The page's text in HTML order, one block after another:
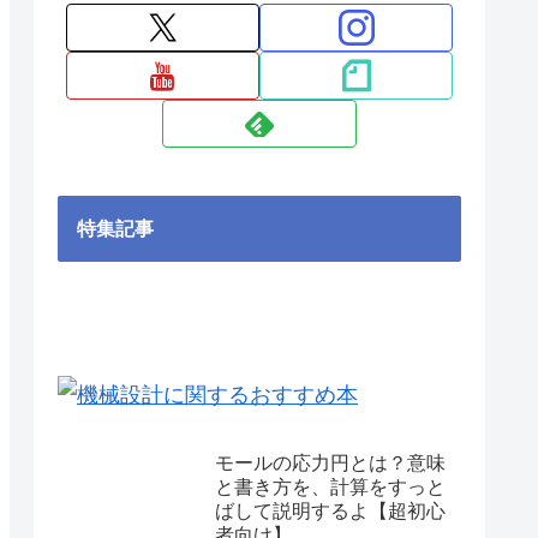
特集記事
モールの応力円とは？意味
と書き方を、計算をすっと
ばして説明するよ【超初心